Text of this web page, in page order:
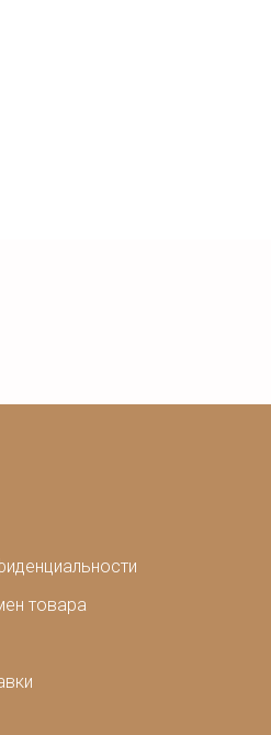
товара